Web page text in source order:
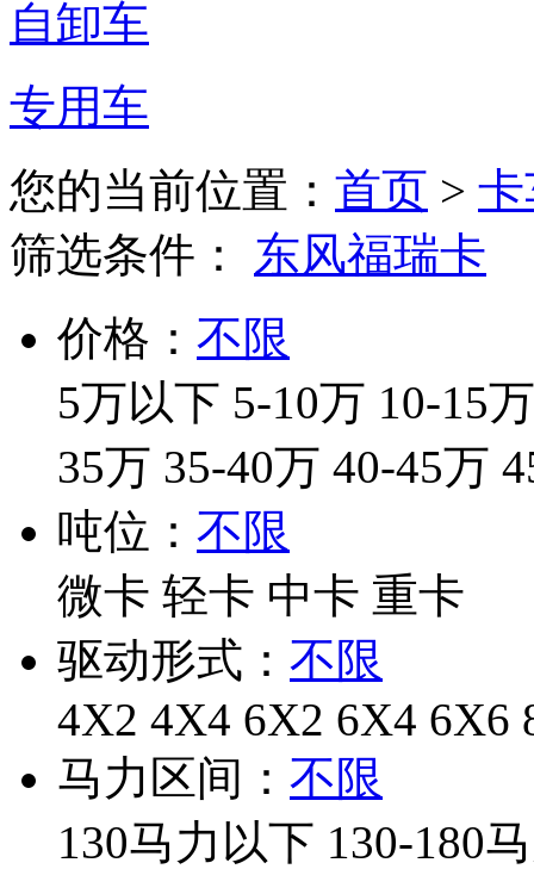
自卸车
专用车
您的当前位置： 首页 >
筛选条件：
东风福瑞卡
价格： 不限
5万以下 5-10万 10-15万
35万 35-40万 40-45万
吨位： 不限
微卡 轻卡 中卡 重卡
驱动形式： 不限
4X2 4X4 6X2 6X4 6X6
马力区间： 不限
130马力以下 130-180